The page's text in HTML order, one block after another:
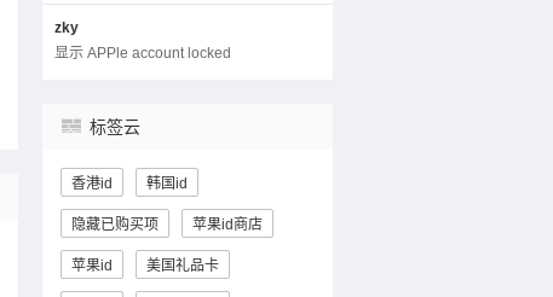
zky
显示 APPle account locked
标签云
香港id 韩国id
隐藏已购买项 苹果id商店
苹果id 美国礼品卡